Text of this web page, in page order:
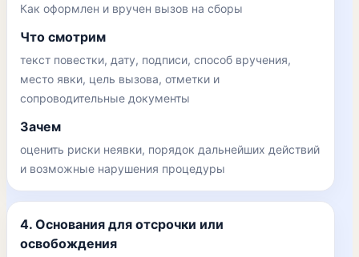
Как оформлен и вручен вызов на сборы
Что смотрим
текст повестки, дату, подписи, способ вручения,
место явки, цель вызова, отметки и
сопроводительные документы
Зачем
оценить риски неявки, порядок дальнейших действий
и возможные нарушения процедуры
4. Основания для отсрочки или
освобождения